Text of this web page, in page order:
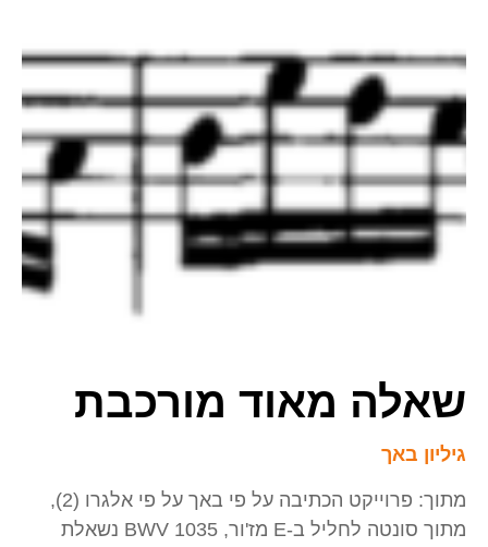
שאלה מאוד מורכבת
גיליון באך
מתוך: פרוייקט הכתיבה על פי באך על פי אלגרו (2),
מתוך סונטה לחליל ב-E מז'ור, BWV 1035 נשאלת